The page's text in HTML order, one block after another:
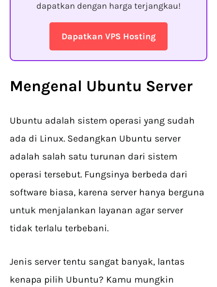
dapatkan dengan harga terjangkau!
Dapatkan VPS Hosting
Mengenal Ubuntu Server
Ubuntu adalah sistem operasi yang sudah
ada di Linux. Sedangkan Ubuntu server
adalah salah satu turunan dari sistem
operasi tersebut. Fungsinya berbeda dari
software biasa, karena server hanya berguna
untuk menjalankan layanan agar server
tidak terlalu terbebani.
Jenis server tentu sangat banyak, lantas
kenapa pilih Ubuntu? Kamu mungkin